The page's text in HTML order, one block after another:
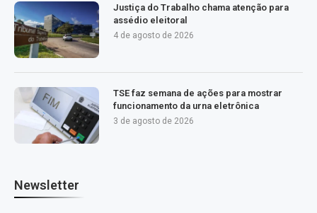
Justiça do Trabalho chama atenção para
assédio eleitoral
4 de agosto de 2026
TSE faz semana de ações para mostrar
funcionamento da urna eletrônica
3 de agosto de 2026
Newsletter